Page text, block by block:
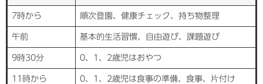
7時から 順次登園、健康チェック、持ち物整理
午前 基本的生活習慣、自由遊び、課題遊び
9時30分 0、1、2歳児はおやつ
11時から 0、1、2歳児は食事の準備、食事、片付け